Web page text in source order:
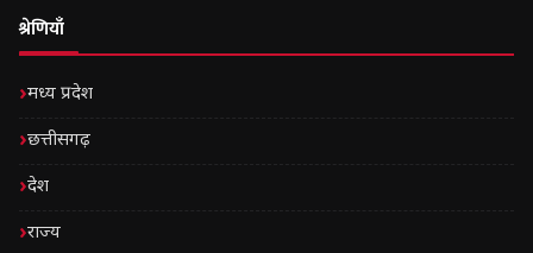
श्रेणियाँ
मध्य प्रदेश
छत्तीसगढ़
देश
राज्य